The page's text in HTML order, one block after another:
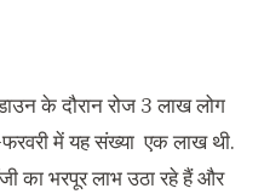
के दौरान रोज 3 लाख लोग
में यह संख्या एक लाख थी.
का भरपूर लाभ उठा रहे हैं और